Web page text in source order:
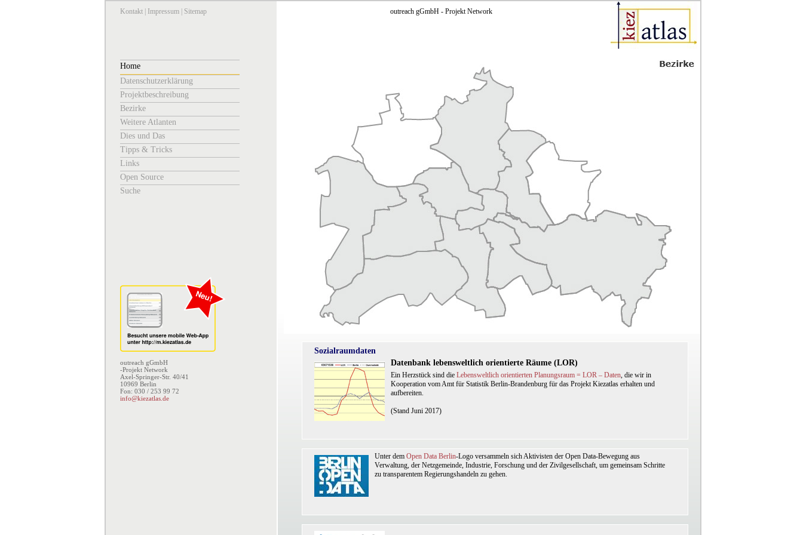
Kontakt| Impressum| Sitemap
Home
Datenschutzerklärung
Projektbeschreibung
Bezirke
Weitere Atlanten
Dies und Das
Tipps & Tricks
Links
Open Source
Suche
outreach gGmbH
-Projekt Network
Axel-Springer-Str. 40/41
10969 Berlin
Fon: 030 / 253 99 72
info@kiezatlas.de
outreach gGmbH - Projekt Network
Sozialraumdaten
Datenbank lebensweltlich orientierte Räume (LOR)
Ein Herzstück sind die Lebensweltlich orientierten Planungsraum = LOR – Daten, die wir in
Kooperation vom Amt für Statistik Berlin-Brandenburg für das Projekt Kiezatlas erhalten und
aufbereiten.
(Stand Juni 2017)
Unter dem Open Data Berlin-Logo versammeln sich Aktivisten der Open Data-Bewegung aus
Verwaltung, der Netzgemeinde, Industrie, Forschung und der Zivilgesellschaft, um gemeinsam Schritte
zu transparentem Regierungshandeln zu gehen.